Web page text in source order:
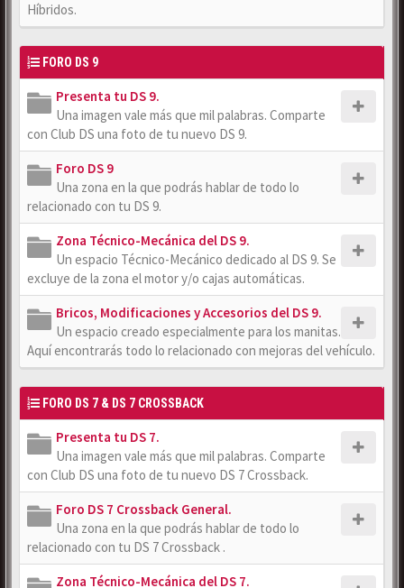
Híbridos.
FORO DS 9
Presenta tu DS 9.
Una imagen vale más que mil palabras. Comparte
con Club DS una foto de tu nuevo DS 9.
Foro DS 9
Una zona en la que podrás hablar de todo lo
relacionado con tu DS 9.
Zona Técnico-Mecánica del DS 9.
Un espacio Técnico-Mecánico dedicado al DS 9. Se
excluye de la zona el motor y/o cajas automáticas.
Bricos, Modificaciones y Accesorios del DS 9.
Un espacio creado especialmente para los manitas.
Aquí encontrarás todo lo relacionado con mejoras del vehículo.
FORO DS 7 & DS 7 CROSSBACK
Presenta tu DS 7.
Una imagen vale más que mil palabras. Comparte
con Club DS una foto de tu nuevo DS 7 Crossback.
Foro DS 7 Crossback General.
Una zona en la que podrás hablar de todo lo
relacionado con tu DS 7 Crossback .
Zona Técnico-Mecánica del DS 7.